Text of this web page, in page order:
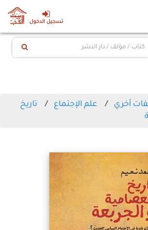
تسجيل الدخول
أخري علم الإجتماع
تاريخ